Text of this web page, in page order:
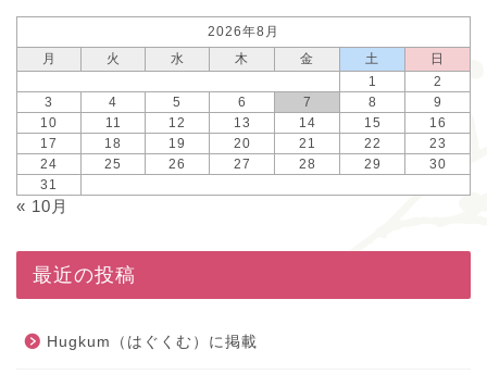
2026年8月
月
火 水 木 金 土
日
1
2
3
4 5 6 7 8
9
10
11 12 13 14 15
16
17
18 19 20 21 22
23
24
25 26 27 28 29
30
31
« 10月
最近の投稿
Hugkum（はぐくむ）に掲載